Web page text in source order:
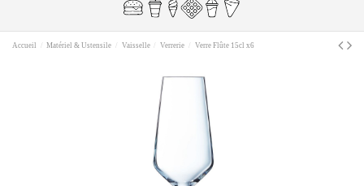
Accueil Matériel & Ustensile Vaisselle Verrerie Verre Flûte 15cl x6